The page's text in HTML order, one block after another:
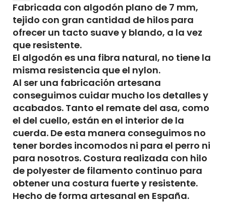
Fabricada con algodón plano de 7 mm,
tejido con gran cantidad de hilos para
ofrecer un tacto suave y blando, a la vez
que resistente.
El algodón es una fibra natural, no tiene la
misma resistencia que el nylon.
Al ser una fabricación artesana
conseguimos cuidar mucho los detalles y
acabados. Tanto el remate del asa, como
el del cuello, están en el interior de la
cuerda. De esta manera conseguimos no
tener bordes incomodos ni para el perro ni
para nosotros. Costura realizada con hilo
de polyester de filamento continuo para
obtener una costura fuerte y resistente.
Hecho de forma artesanal en España.